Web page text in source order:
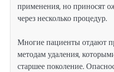
применения, но приносят
через несколько процедур.
Многие пациенты отдают
методам удаления,
старшее поколение.